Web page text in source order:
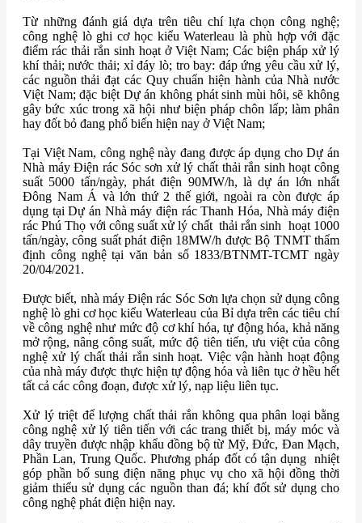
Từ những đánh giá dựa trên tiêu chí lựa chọn công nghệ;
công nghệ lò ghi cơ học kiểu Waterleau là phù hợp với đặc
điểm rác thải rắn sinh hoạt ở Việt Nam; Các biện pháp xử lý
khí thải; nước thải; xỉ đáy lò; tro bay: đáp ứng yêu cầu xử lý,
các nguồn thải đạt các Quy chuẩn hiện hành của Nhà nước
Việt Nam; đặc biệt Dự án không phát sinh mùi hôi, sẽ không
gây bức xúc trong xã hội như biện pháp chôn lấp; làm phân
hay đốt bỏ đang phổ biến hiện nay ở Việt Nam;
Tại Việt Nam, công nghệ này đang được áp dụng cho Dự án
Nhà máy Điện rác Sóc sơn xử lý chất thải rắn sinh hoạt công
suất 5000 tấn/ngày, phát điện 90MW/h, là dự án lớn nhất
Đông Nam Á và lớn thứ 2 thế giới, ngoài ra còn được áp
dụng tại Dự án Nhà máy điện rác Thanh Hóa, Nhà máy điện
rác Phú Thọ với công suất xử lý chất thải rắn sinh hoạt 1000
tấn/ngày, công suất phát điện 18MW/h được Bộ TNMT thẩm
định công nghệ tại văn bản số 1833/BTNMT-TCMT ngày
20/04/2021.
Được biết, nhà máy Điện rác Sóc Sơn lựa chọn sử dụng công
nghệ lò ghi cơ học kiểu Waterleau của Bỉ dựa trên các tiêu chí
về công nghệ như mức độ cơ khí hóa, tự động hóa, khả năng
mở rộng, nâng công suất, mức độ tiên tiến, ưu việt của công
nghệ xử lý chất thải rắn sinh hoạt. Việc vận hành hoạt động
của nhà máy được thực hiện tự động hóa và liên tục ở hều hết
tất cả các công đoạn, được xử lý, nạp liệu liên tục.
Xử lý triệt để lượng chất thải rắn không qua phân loại bằng
công nghệ xử lý tiên tiến với các trang thiết bị, máy móc và
dây truyền được nhập khẩu đồng bộ từ Mỹ, Đức, Đan Mạch,
Phần Lan, Trung Quốc. Phương pháp đốt có tận dụng nhiệt
góp phần bổ sung điện năng phục vụ cho xã hội đồng thời
giảm thiểu sử dụng các nguồn than đá; khí đốt sử dụng cho
công nghệ phát điện hiện nay.